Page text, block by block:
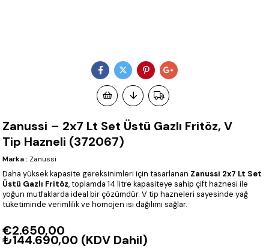
Zanussi – 2x7 Lt Set Üstü Gazlı Fritöz, V
Tip Hazneli (372067)
Marka : Zanussi
Daha yüksek kapasite gereksinimleri için tasarlanan Zanussi 2x7 Lt Set
Üstü Gazlı Fritöz, toplamda 14 litre kapasiteye sahip çift haznesi ile
yoğun mutfaklarda ideal bir çözümdür. V tip hazneleri sayesinde yağ
tüketiminde verimlilik ve homojen ısı dağılımı sağlar.
€2.650,00
₺144.690,00 (KDV Dahil)